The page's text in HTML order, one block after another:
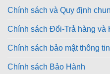
Chính sách và Quy định
Chính sách Đổi-Trả hàng và
Chính sách bảo mật thông tin
Chính sách Bảo Hành